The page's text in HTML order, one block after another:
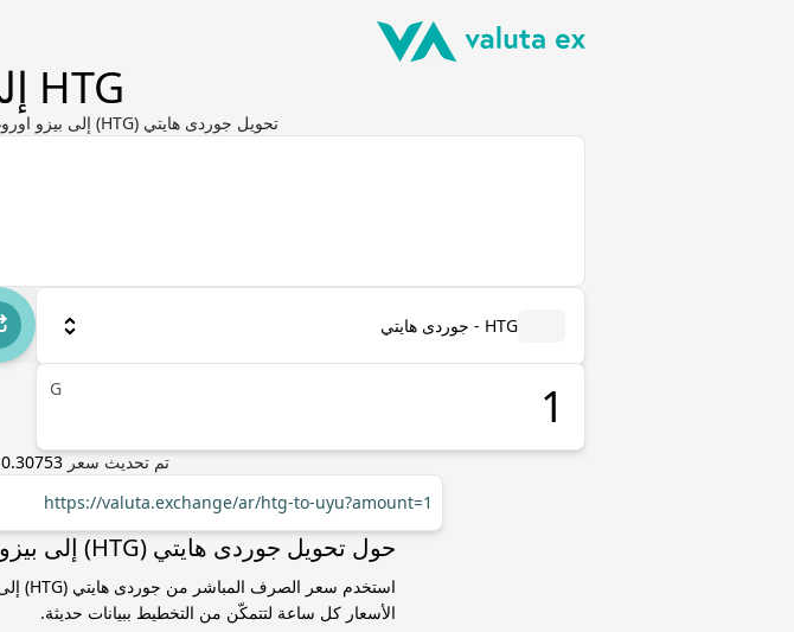
HTG إلى UYU
تحويل جوردى هايتي (HTG) إلى بيزو اوروغواي (UYU) مع محول العملات Valuta EX
HTG - جوردى هايتي
G
تم تحديث سعر0.30753
https://valuta.exchange/ar/htg-to-uyu?amount=1
حول تحويل جوردى هايتي (HTG) إلى بيزو اوروغواي (UYU)
الأسعار كل ساعة لتتمكّن من التخطيط ببيانات حديثة.